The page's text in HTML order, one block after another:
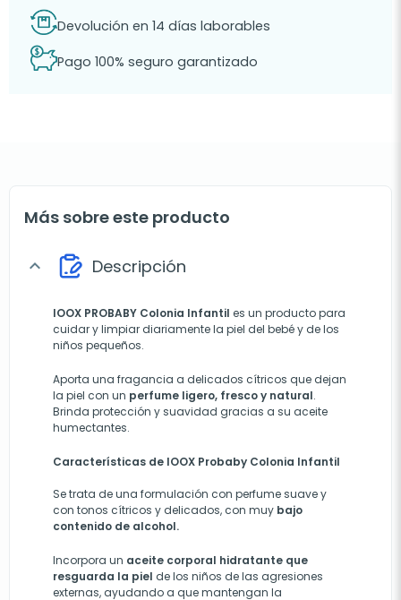
Devolución en 14 días laborables
Pago 100% seguro garantizado
Más sobre este producto
expand_more Descripción
IOOX PROBABY Colonia Infantil es un producto para
cuidar y limpiar diariamente la piel del bebé y de los
niños pequeños.
Aporta una fragancia a delicados cítricos que dejan
la piel con un perfume ligero, fresco y natural.
Brinda protección y suavidad gracias a su aceite
humectantes.
Características de IOOX Probaby Colonia Infantil
Se trata de una formulación con perfume suave y
con tonos cítricos y delicados, con muy bajo
contenido de alcohol.
Incorpora un aceite corporal hidratante que
resguarda la piel de los niños de las agresiones
externas, ayudando a que mantengan la